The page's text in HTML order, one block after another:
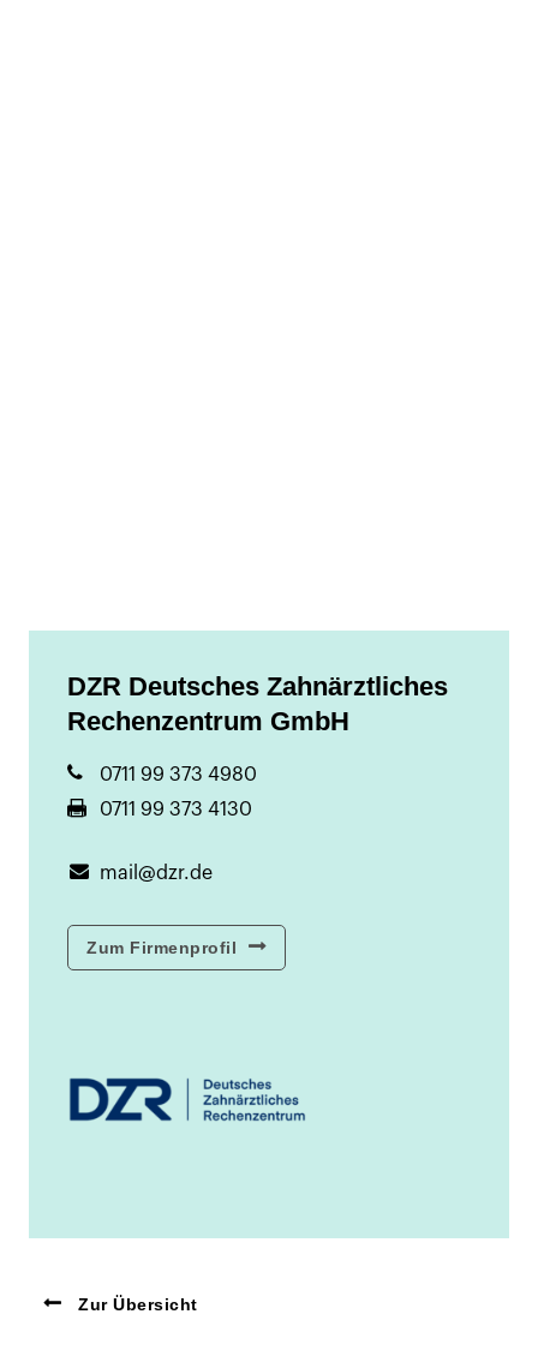
DZR Deutsches Zahnärztliches
Rechenzentrum GmbH
0711 99 373 4980
0711 99 373 4130
mail@dzr.de
Zum Firmenprofil
Zur Übersicht